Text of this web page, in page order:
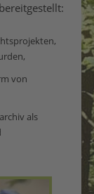
von
als